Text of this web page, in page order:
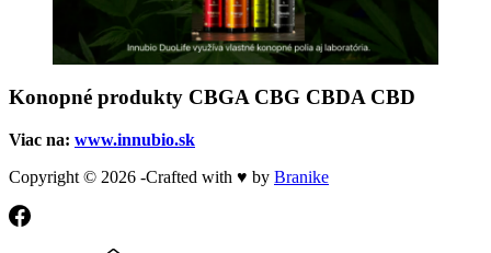
Konopné produkty CBGA CBG CBDA CBD
Viac na: www.innubio.sk
Copyright © 2026 -Crafted with ♥ by Branike